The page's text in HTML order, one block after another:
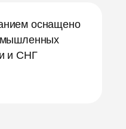
оснащено
и СНГ